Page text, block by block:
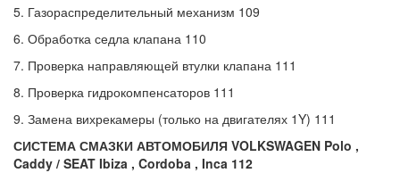
5. Газораспределительный механизм 109
6. Обработка седла клапана 110
7. Проверка направляющей втулки клапана 111
8. Проверка гидрокомпенсаторов 111
9. Замена вихрекамеры (только на двигателях 1Y) 111
СИСТЕМА СМАЗКИ АВТОМОБИЛЯ VOLKSWAGEN Polo ,
Caddy / SEAT Ibiza , Cordoba , Inca 112